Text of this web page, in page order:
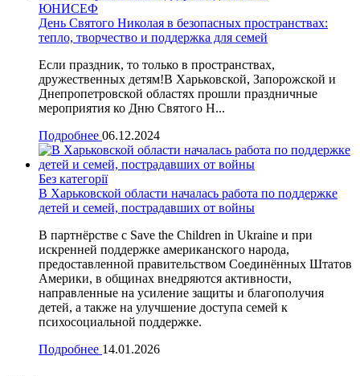
ЮНИСЕФ
День Святого Николая в безопасных пространствах:
тепло, творчество и поддержка для семей
Eсли праздник, то только в пространствах,
дружественных детям!В Харьковской, Запорожской и
Днепропетровской областях прошли праздничные
мероприятия ко Дню Святого Н...
Подробнее 06.12.2024
Без категорії
В Харьковской области началась работа по поддержке
детей и семей, пострадавших от войны
В партнёрстве с Save the Children in Ukraine и при
искренней поддержке американского народа,
предоставленной правительством Соединённых Штатов
Америки, в общинах внедряются активности,
направленные на усиление защиты и благополучия
детей, а также на улучшение доступа семей к
психосоциальной поддержке.
Подробнее 14.01.2026